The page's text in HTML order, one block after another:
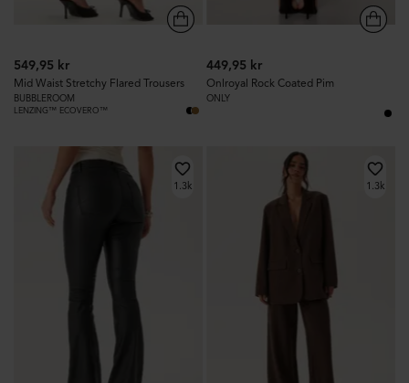
549,95 kr
Mid Waist Stretchy Flared Trousers
BUBBLEROOM
LENZING™ ECOVERO™
449,95 kr
Onlroyal Rock Coated Pim
ONLY
1.3k 1.3k